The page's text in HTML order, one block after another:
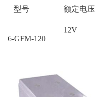
型号 额定电压
6-GFM-120
12V